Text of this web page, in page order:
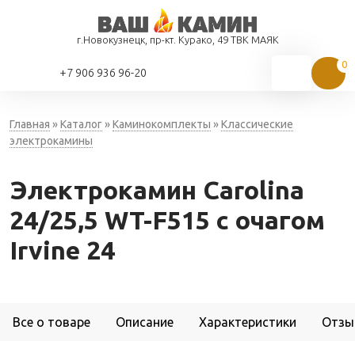
г.Новокузнецк, пр-кт. Курако, 49 ТВК МАЯК
+7 906 936 96-20
Главная »Каталог»Каминокомплекты »Классические
электрокамины
Электрокамин Carolina
24/25,5 WT-F515 с очагом
Irvine 24
Все о товаре Описание Характеристики